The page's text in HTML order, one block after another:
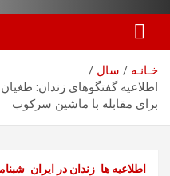
خـانـه
سال
اطلاعیه گفتگوهای زندان:
برای مقابله با ماشین سرکوب
اطلاعیه ها زندان در ایران